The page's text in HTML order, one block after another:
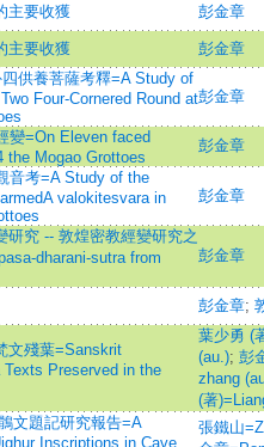
主要收獲 彭金章
主要收獲
彭金章
供養菩薩考釋=A Study of
Four-Cornered Round at彭金章
變=On Eleven faced
the Mogao Grottoes
彭金章
音考=A Study of the
valokitesvara in
彭金章
研究 -- 敦煌密教經變研究之
dharani-sutra from
彭金章
彭金章;
文殘葉=Sanskrit
Texts Preserved in the
葉少勇 (
(au.); 彭
zhang
(著
文題記研究報告=A
Inscriptions in Cave
張鐵山